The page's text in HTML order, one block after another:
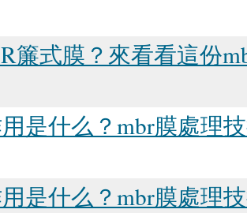
簾式膜？來看看這份
是什么？mbr膜處理
是什么？mbr膜處理